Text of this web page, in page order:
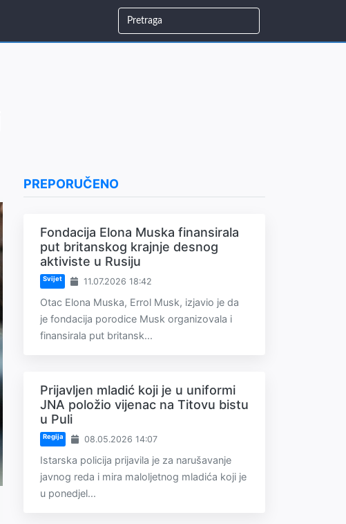
PREPORUČENO
Fondacija Elona Muska finansirala
put britanskog krajnje desnog
aktiviste u Rusiju
Svijet 11.07.2026 18:42
Otac Elona Muska, Errol Musk, izjavio je da
je fondacija porodice Musk organizovala i
finansirala put britansk...
Prijavljen mladić koji je u uniformi
JNA položio vijenac na Titovu bistu
u Puli
Regija 08.05.2026 14:07
Istarska policija prijavila je za narušavanje
javnog reda i mira maloljetnog mladića koji je
u ponedjel...